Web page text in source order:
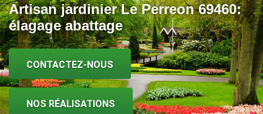
Artisan jardinier Le Perreon 69460:
élagage abattage
CONTACTEZ-NOUS
NOS RÉALISATIONS